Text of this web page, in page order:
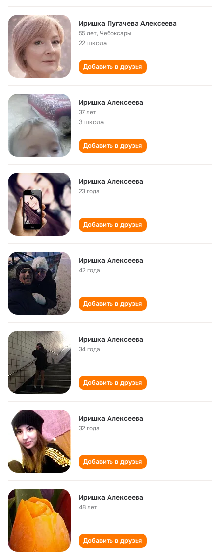
Иришка Пугачева Алексеева
55 лет,Чебоксары
22 школа
Добавить в друзья
Иришка Алексеева
37 лет
3 школа
Добавить в друзья
Иришка Алексеева
23 года
Добавить в друзья
Иришка Алексеева
42 года
Добавить в друзья
Иришка Алексеева
34 года
Добавить в друзья
Иришка Алексеева
32 года
Добавить в друзья
Иришка Алексеева
48 лет
Добавить в друзья